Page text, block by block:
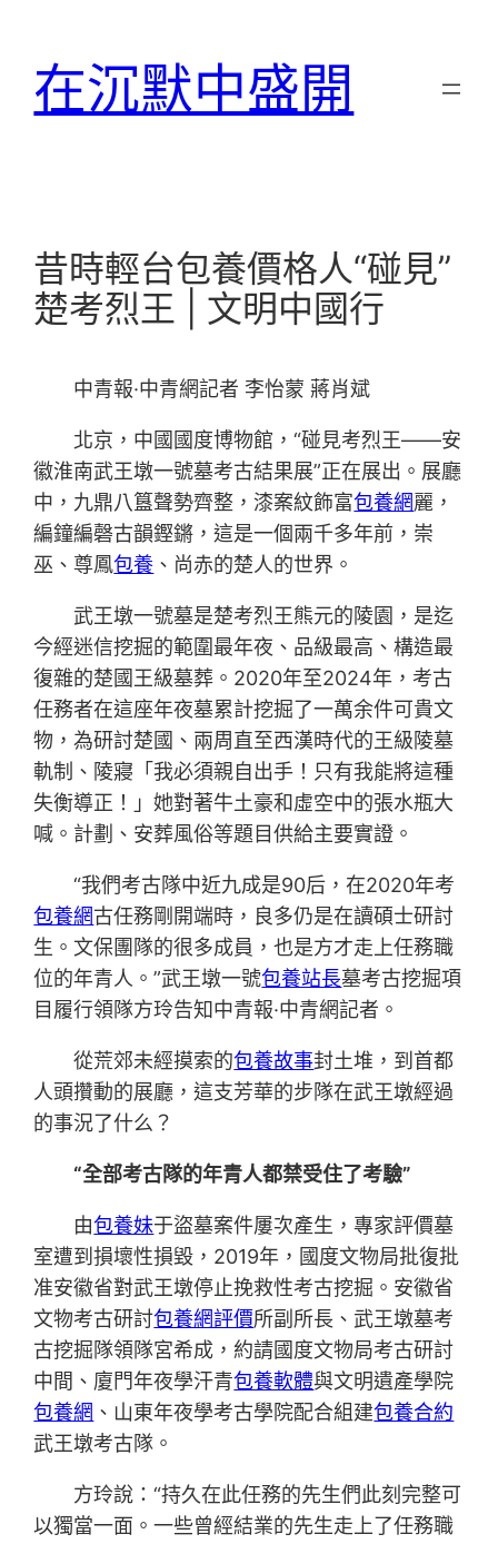
在沉默中盛開
昔時輕台包養價格人“碰見”
楚考烈王 | 文明中國行
中青報·中青網記者 李怡蒙 蔣肖斌
北京，中國國度博物館，“碰見考烈王——安
徽淮南武王墩一號墓考古結果展”正在展出。展廳
中，九鼎八簋聲勢齊整，漆案紋飾富包養網麗，
編鐘編磬古韻鏗鏘，這是一個兩千多年前，崇
巫、尊鳳包養 、尚赤的楚人的世界。
武王墩一號墓是楚考烈王熊元的陵園，是迄
今經迷信挖掘的範圍最年夜、品級最高、構造最
復雜的楚國王級墓葬。2020年至2024年，考古
任務者在這座年夜墓累計挖掘了一萬余件可貴文
物，為研討楚國、兩周直至西漢時代的王級陵墓
軌制、陵寢「我必須親自出手！只有我能將這種
失衡導正！」她對著牛土豪和虛空中的張水瓶大
喊。計劃、安葬風俗等題目供給主要實證。
“我們考古隊中近九成是90后，在2020年考
包養網古任務剛開端時，良多仍是在讀碩士研討
生。文保團隊的很多成員，也是方才走上任務職
位的年青人。”武王墩一號包養站長墓考古挖掘項
目履行領隊方玲告知中青報·中青網記者。
從荒郊未經摸索的包養故事封土堆，到首都
人頭攢動的展廳，這支芳華的步隊在武王墩經過
的事況了什么？
“全部考古隊的年青人都禁受住了考驗”
由包養妹于盜墓案件屢次產生，專家評價墓
室遭到損壞性損毀，2019年，國度文物局批復批
准安徽省對武王墩停止挽救性考古挖掘。安徽省
文物考古研討包養網評價所副所長、武王墩墓考
古挖掘隊領隊宮希成，約請國度文物局考古研討
中間、廈門年夜學汗青包養軟體與文明遺產學院
包養網 、山東年夜學考古學院配合組建包養合約
武王墩考古隊。
方玲說：“持久在此任務的先生們此刻完整可
以獨當一面。一些曾經結業的先生走上了任務職